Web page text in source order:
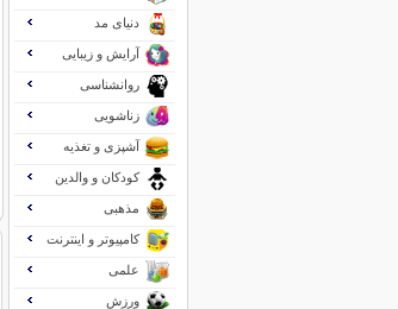
دنیای مد
آرایش و زیبایی
روانشناسی
زناشویی
آشپزی و تغذیه
کودکان و والدین
مذهبی
کامپیوتر و اینترنت
علمی
ورزش